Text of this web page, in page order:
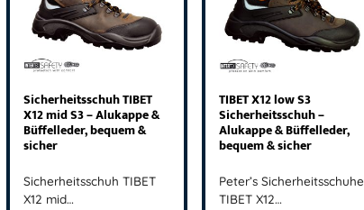
Sicherheitsschuh TIBET
X12 mid S3 – Alukappe &
Büffelleder, bequem &
sicher
Sicherheitsschuh TIBET
X12 mid…
TIBET X12 low S3
Sicherheitsschuh –
Alukappe & Büffelleder,
bequem & sicher
Peter’s Sicherheitsschuhe
TIBET X12…